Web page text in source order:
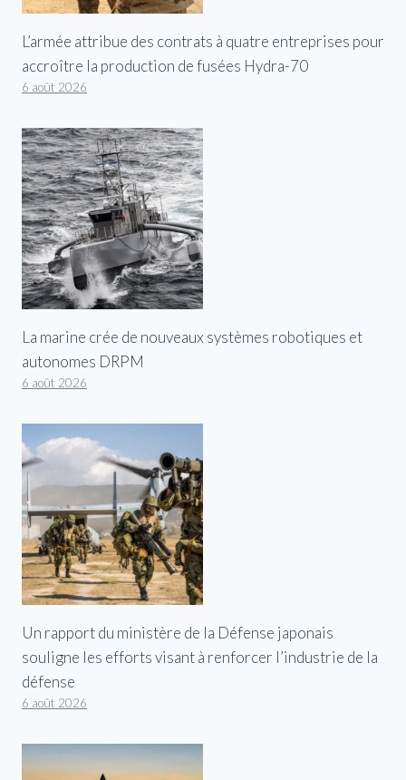
L’armée attribue des contrats à quatre entreprises pour
accroître la production de fusées Hydra-70
6 août 2026
La marine crée de nouveaux systèmes robotiques et
autonomes DRPM
6 août 2026
Un rapport du ministère de la Défense japonais
souligne les efforts visant à renforcer l’industrie de la
défense
6 août 2026